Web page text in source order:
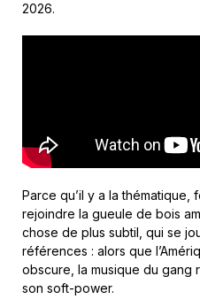
2026.
Parce qu’il y a la thématique,
rejoindre la gueule de bois
chose de plus subtil, qui se
références : alors que
obscure, la musique du gang
son soft-power.